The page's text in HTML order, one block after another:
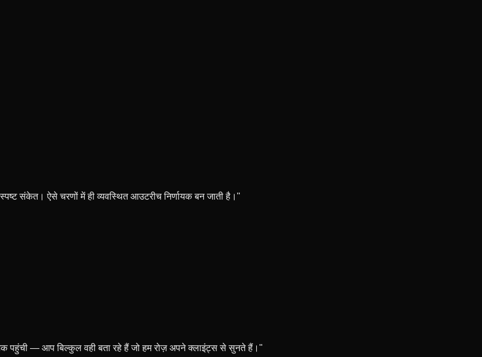
संकेत। ऐसे चरणों में ही व्यवस्थित आउटरीच निर्णायक बन जाती है।"
पहुंची — आप बिल्कुल वही बता रहे हैं जो हम रोज़ अपने क्लाइंट्स से सुनते हैं।"